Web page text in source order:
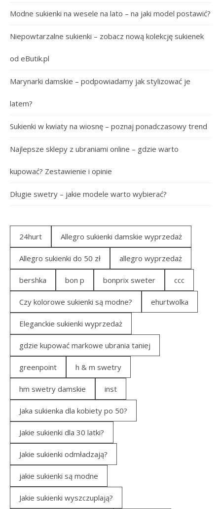
Modne sukienki na wesele na lato – na jaki model postawić?
Niepowtarzalne sukienki – zobacz nową kolekcję sukienek
od eButik.pl
Marynarki damskie – podpowiadamy jak stylizować je
latem?
Sukienki w kwiaty na wiosnę – poznaj ponadczasowy trend
Najlepsze sklepy z ubraniami online – gdzie warto
kupować? Zestawienie i opinie
Długie swetry – jakie modele warto wybierać?
24hurt Allegro sukienki damskie wyprzedaż
Allegro sukienki do 50 zł allegro wyprzedaż
bershka bon p bonprix sweter ccc
Czy kolorowe sukienki są modne? ehurtwolka
Eleganckie sukienki wyprzedaż
gdzie kupować markowe ubrania taniej
greenpoint h & m swetry
hm swetry damskie inst
Jaka sukienka dla kobiety po 50?
Jakie sukienki dla 30 latki?
Jakie sukienki odmładzają?
jakie sukienki są modne
Jakie sukienki wyszczuplają?